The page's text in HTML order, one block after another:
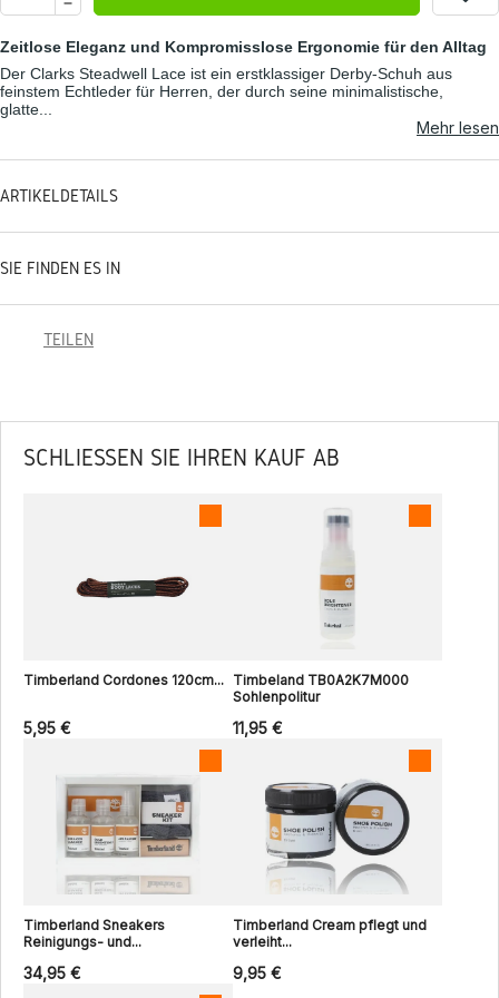
Zeitlose Eleganz und Kompromisslose Ergonomie für den Alltag
Der Clarks Steadwell Lace ist ein erstklassiger Derby-Schuh aus
feinstem Echtleder für Herren, der durch seine minimalistische,
glatte...
Mehr lesen
ARTIKELDETAILS
SIE FINDEN ES IN
TEILEN
SCHLIESSEN SIE IHREN KAUF AB
Timberland Cordones 120cm...
5,95 €
Timbeland TB0A2K7M000
Sohlenpolitur
11,95 €
Timberland Sneakers
Reinigungs- und...
34,95 €
Timberland Cream pflegt und
verleiht...
9,95 €